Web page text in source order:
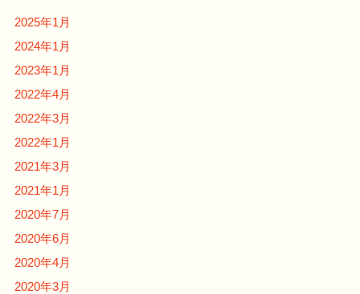
2025年1月
2024年1月
2023年1月
2022年4月
2022年3月
2022年1月
2021年3月
2021年1月
2020年7月
2020年6月
2020年4月
2020年3月